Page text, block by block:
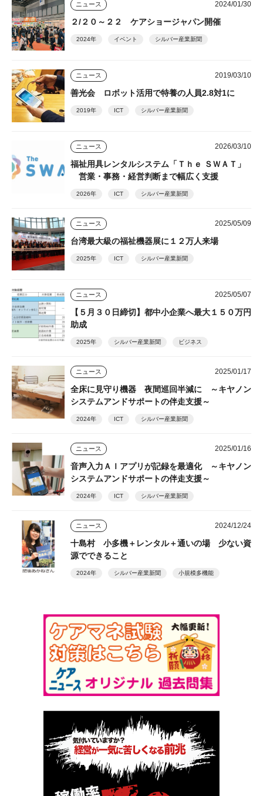
ニュース 2024/01/30
２/２０～２２ ケアショージャパン開催
2024年 イベント シルバー産業新聞
ニュース 2019/03/10
善光会 ロボット活用で特養の人員2.8対1に
2019年 ICT シルバー産業新聞
ニュース 2026/03/10
福祉用具レンタルシステム「Ｔｈｅ ＳＷＡＴ」
営業・事務・経営判断まで幅広く支援
2026年 ICT シルバー産業新聞
ニュース 2025/05/09
台湾最大級の福祉機器展に１２万人来場
2025年 ICT シルバー産業新聞
ニュース 2025/05/07
【５月３０日締切】都中小企業へ最大１５０万円
助成
2025年 シルバー産業新聞 ビジネス
ニュース 2025/01/17
全床に見守り機器 夜間巡回半減に ～キヤノン
システムアンドサポートの伴走支援～
2024年 ICT シルバー産業新聞
ニュース 2025/01/16
音声入力ＡＩアプリが記録を最適化 ～キヤノン
システムアンドサポートの伴走支援～
2024年 ICT シルバー産業新聞
ニュース 2024/12/24
十島村 小多機＋レンタル＋通いの場 少ない資
源でできること
2024年 シルバー産業新聞 小規模多機能